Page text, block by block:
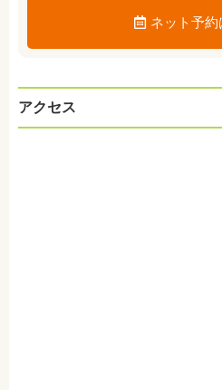
ネット予約
アクセス